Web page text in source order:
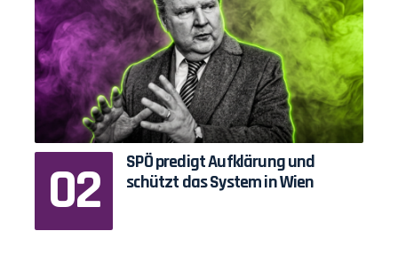
SPÖ predigt Aufklärung und
schützt das System in Wien